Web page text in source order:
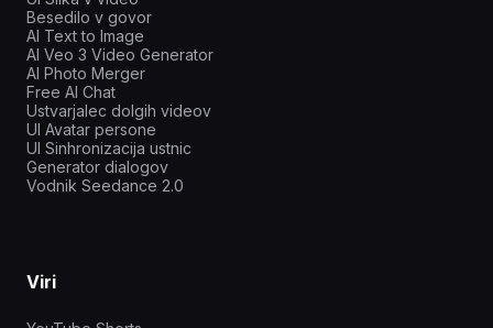
Besedilo v govor
AI Text to Image
AI Veo 3 Video Generator
AI Photo Merger
Free AI Chat
Ustvarjalec dolgih videov
UI Avatar persone
UI Sinhronizacija ustnic
Generator dialogov
Vodnik Seedance 2.0
Viri